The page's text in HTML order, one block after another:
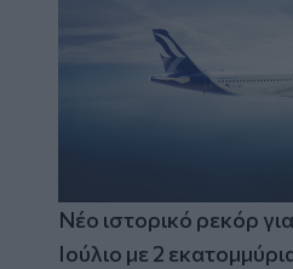
Νέο ιστορικό ρεκόρ
Ιούλιο με 2